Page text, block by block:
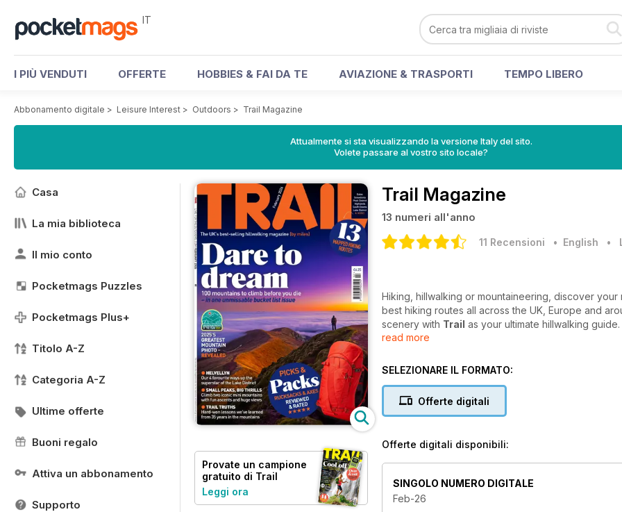
IT
I PIÙ VENDUTI OFFERTE HOBBIES & FAI DA TE AVIAZIONE & TRASPORTI TEMPO LIBERO
Abbonamento digitale > Leisure Interest > Outdoors > Trail Magazine
Attualmente si sta visualizzando la versione Italy del sito.
Volete passare al vostro sito locale?
Casa
La mia biblioteca
Il mio conto
Pocketmags Puzzles
Pocketmags Plus+
Titolo A-Z
Categoria A-Z
Ultime offerte
Buoni regalo
Attiva un abbonamento
Supporto
Provate un campione
gratuito di Trail
Leggi ora
Trail Magazine
13 numeri all'anno
11 Recensioni • English •
Hiking, hillwalking or mountaineering, discover
best hiking routes all across the UK, Europe and
scenery with Trail as your ultimate hillwalking guide.
inspires a real love of nature and takes your
Prepare to head for hills and make fantastic
magazine today. Enjoy each monthly issue on-
read more
SELEZIONARE IL FORMATO:
Offerte digitali
Offerte digitali disponibili:
SINGOLO NUMERO DIGITALE
Feb-26